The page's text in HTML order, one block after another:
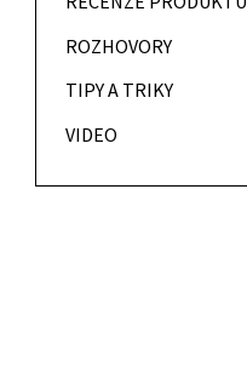
ROZHOVORY
TIPY A TRIKY
VIDEO